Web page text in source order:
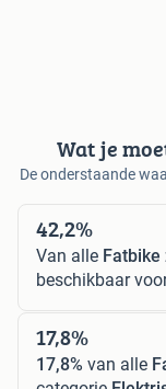
Wat je
De onderstaande
42,2%
Van alle Fatbike
beschikbaar
17,8%
17,8% van alle